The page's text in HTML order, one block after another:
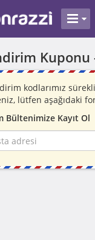
Kuponu
kodlarımız
lütfen aşağıdaki
Bültenimize Kayıt Ol